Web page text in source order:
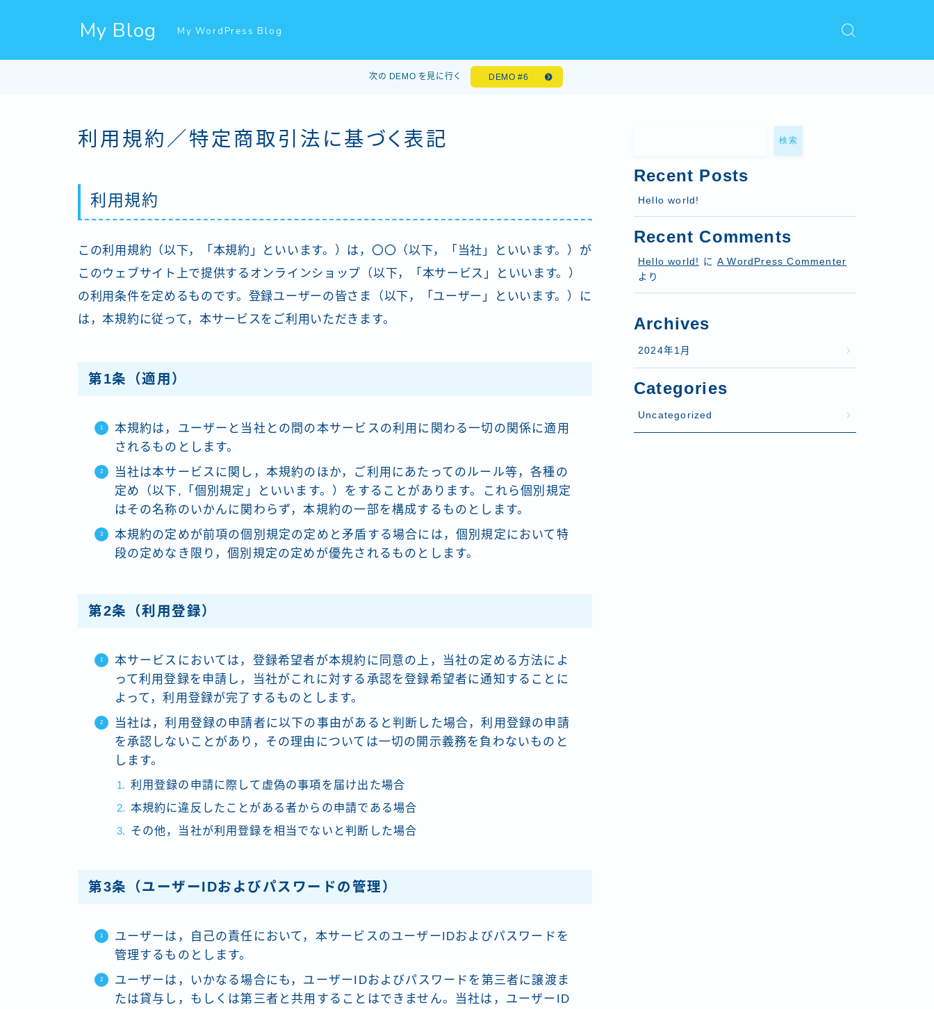
My Blog My WordPress Blog
次の DEMO を見に行く DEMO #6
利用規約／特定商取引法に基づく表記
利用規約
この利用規約（以下，「本規約」といいます。）は，〇〇（以下，「当社」といいます。）が
このウェブサイト上で提供するオンラインショップ（以下，「本サービス」といいます。）
の利用条件を定めるものです。登録ユーザーの皆さま（以下，「ユーザー」といいます。）に
は，本規約に従って，本サービスをご利用いただきます。
第1条（適用）
本規約は，ユーザーと当社との間の本サービスの利用に関わる一切の関係に適用
されるものとします。
当社は本サービスに関し，本規約のほか，ご利用にあたってのルール等，各種の
定め（以下,「個別規定」といいます。）をすることがあります。これら個別規定
はその名称のいかんに関わらず，本規約の一部を構成するものとします。
本規約の定めが前項の個別規定の定めと矛盾する場合には，個別規定において特
段の定めなき限り，個別規定の定めが優先されるものとします。
第2条（利用登録）
本サービスにおいては，登録希望者が本規約に同意の上，当社の定める方法によ
って利用登録を申請し，当社がこれに対する承認を登録希望者に通知することに
よって，利用登録が完了するものとします。
当社は，利用登録の申請者に以下の事由があると判断した場合，利用登録の申請
を承認しないことがあり，その理由については一切の開示義務を負わないものと
します。
利用登録の申請に際して虚偽の事項を届け出た場合
本規約に違反したことがある者からの申請である場合
その他，当社が利用登録を相当でないと判断した場合
第3条（ユーザーIDおよびパスワードの管理）
ユーザーは，自己の責任において，本サービスのユーザーIDおよびパスワードを
管理するものとします。
ユーザーは，いかなる場合にも，ユーザーIDおよびパスワードを第三者に譲渡ま
たは貸与し，もしくは第三者と共用することはできません。当社は，ユーザーID
検索
Recent Posts
Hello world!
Recent Comments
Hello world! にA WordPress Commenter
より
Archives
2024年1月
Categories
Uncategorized